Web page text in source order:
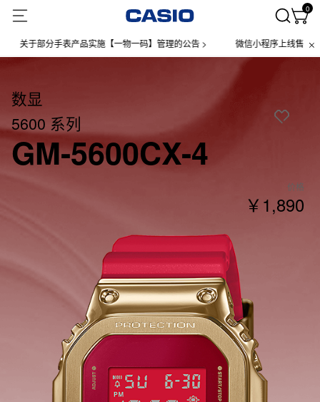
0
关于部分手表产品实施【一物一码】管理的公告 > 微信小程序上线售后服务
数显
5600 系列
GM-5600CX-4
价格
￥1,890